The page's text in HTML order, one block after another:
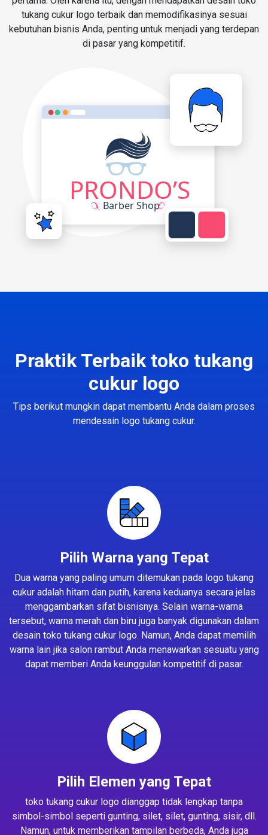
tukang cukur logo terbaik dan memodifikasinya sesuai
kebutuhan bisnis Anda, penting untuk menjadi yang terdepan
di pasar yang kompetitif.
Praktik Terbaik toko tukang
cukur logo
Tips berikut mungkin dapat membantu Anda dalam proses
mendesain logo tukang cukur.
Pilih Warna yang Tepat
Dua warna yang paling umum ditemukan pada logo tukang
cukur adalah hitam dan putih, karena keduanya secara jelas
menggambarkan sifat bisnisnya. Selain warna-warna
tersebut, warna merah dan biru juga banyak digunakan dalam
desain toko tukang cukur logo. Namun, Anda dapat memilih
warna lain jika salon rambut Anda menawarkan sesuatu yang
dapat memberi Anda keunggulan kompetitif di pasar.
Pilih Elemen yang Tepat
toko tukang cukur logo dianggap tidak lengkap tanpa
simbol-simbol seperti gunting, silet, silet, gunting, sisir, dll.
Namun, untuk memberikan tampilan berbeda, Anda juga